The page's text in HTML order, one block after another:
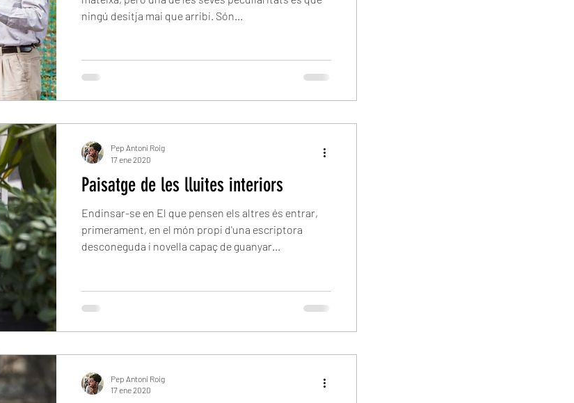
ningú desitja mai que arribi. Són...
Paisatge de les lluites interiors
Endinsar-se en El que pensen els altres és entrar,
primerament, en el món propi d'una escriptora
desconeguda i novella capaç de guanyar...
Pep Antoni Roig
17 ene 2020
Pep Antoni Roig
17 ene 2020